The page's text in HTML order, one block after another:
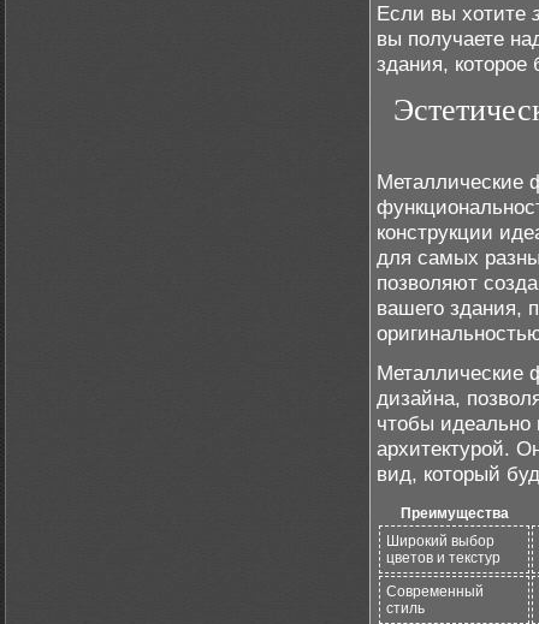
Если вы хотите
вы получаете
здания, которое
Металлические
конструкции
для самых
позволяют
вашего здания,
Металлические
дизайна,
чтобы
архитектурой.
вид, который
Преимущества
Широкий выбор
цветов и текстур
Современный
стиль